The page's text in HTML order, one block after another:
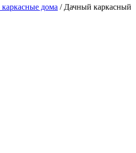
дома /Дачный каркасный